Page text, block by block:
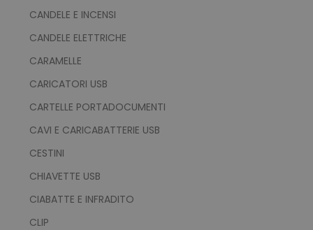
CANDELE E INCENSI
CANDELE ELETTRICHE
CARAMELLE
CARICATORI USB
CARTELLE PORTADOCUMENTI
CAVI E CARICABATTERIE USB
CESTINI
CHIAVETTE USB
CIABATTE E INFRADITO
CLIP